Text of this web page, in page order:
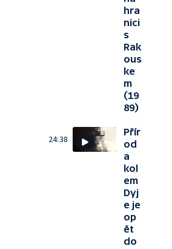
hra
nici
s
Rak
ous
ke
m
(19
89)
24:38
Přír
od
a
kol
em
Dyj
e je
op
ět
do